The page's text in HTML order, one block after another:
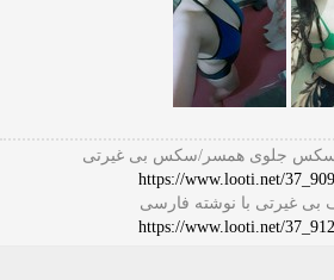
سکس جلوی همسر/سکس بی غیرتی
https://www.looti.net/
بی غیرتی با نوشته فارسی
https://www.looti.net/